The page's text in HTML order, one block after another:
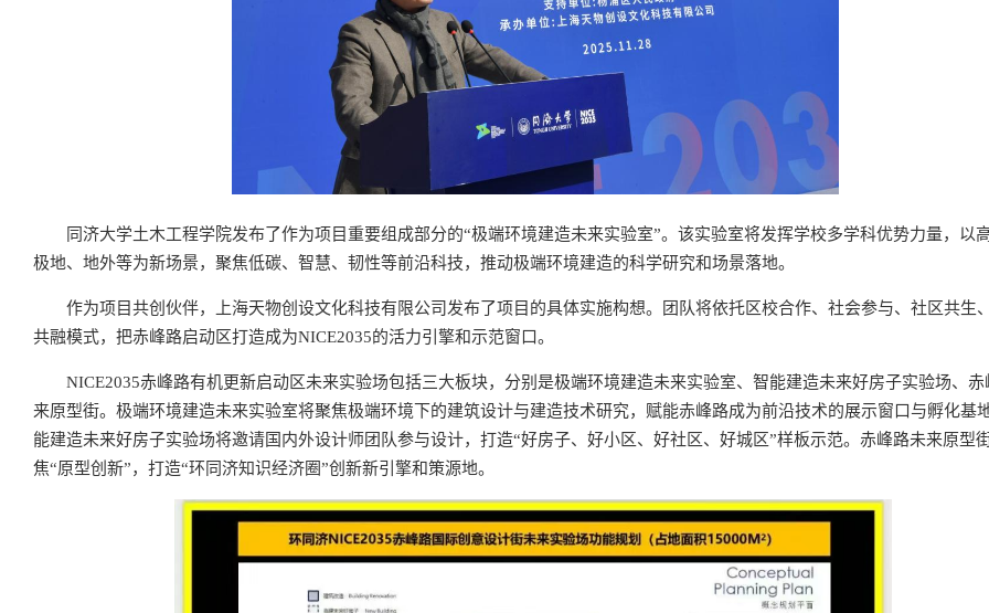
同济大学土木工程学院发布了作为项目重要组成部分的“极端环境建造未来实验室”。该实验室将发挥学校多学科优势力量，以
极地、地外等为新场景，聚焦低碳、智慧、韧性等前沿科技，推动极端环境建造的科学研究和场景落地。
作为项目共创伙伴，上海天物创设文化科技有限公司发布了项目的具体实施构想。团队将依托区校合作、社会参与、社区共生
共融模式，把赤峰路启动区打造成为NICE2035的活力引擎和示范窗口。
NICE2035赤峰路有机更新启动区未来实验场包括三大板块，分别是极端环境建造未来实验室、智能建造未来好房子实验场、赤
来原型街。极端环境建造未来实验室将聚焦极端环境下的建筑设计与建造技术研究，赋能赤峰路成为前沿技术的展示窗口与孵化基
能建造未来好房子实验场将邀请国内外设计师团队参与设计，打造“好房子、好小区、好社区、好城区”样板示范。赤峰路未来原型
焦“原型创新”，打造“环同济知识经济圈”创新新引擎和策源地。